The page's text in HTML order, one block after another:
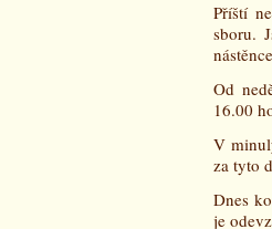
Příští
sboru.
Od
16.00
V
za tyto
Dnes
je